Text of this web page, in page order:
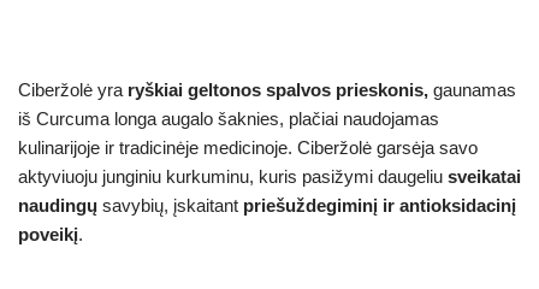
Ciberžolė yra ryškiai geltonos spalvos prieskonis, gaunamas
iš Curcuma longa augalo šaknies, plačiai naudojamas
kulinarijoje ir tradicinėje medicinoje. Ciberžolė garsėja savo
aktyviuoju junginiu kurkuminu, kuris pasižymi daugeliu sveikatai
naudingų savybių, įskaitant priešuždegiminį ir antioksidacinį
poveikį.